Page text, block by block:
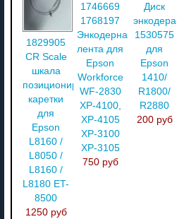
1829905
CR Scale
шкала
позиционирования
каретки
для
Epson
L8160 /
L8050 /
L8160 /
L8180 ET-
8500
1250 руб
1746669
1768197
Энкодерная
лента для
Epson
Workforce
WF-2830
XP-4100,
XP-4105
XP-3100
XP-3105
750 руб
Диск
энкодера
1530575
для
Epson
1410/
R1800/
R2880
200 руб